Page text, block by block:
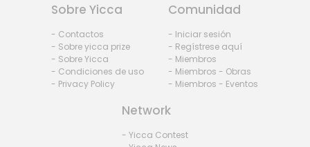
Sobre Yicca
- Contactos
- Sobre yicca prize
- Sobre Yicca
- Condiciones de uso
- Privacy Policy
Comunidad
- Iniciar sesión
- Regístrese aquí
- Miembros
- Miembros - Obras
- Miembros - Eventos
Network
- Yicca Contest